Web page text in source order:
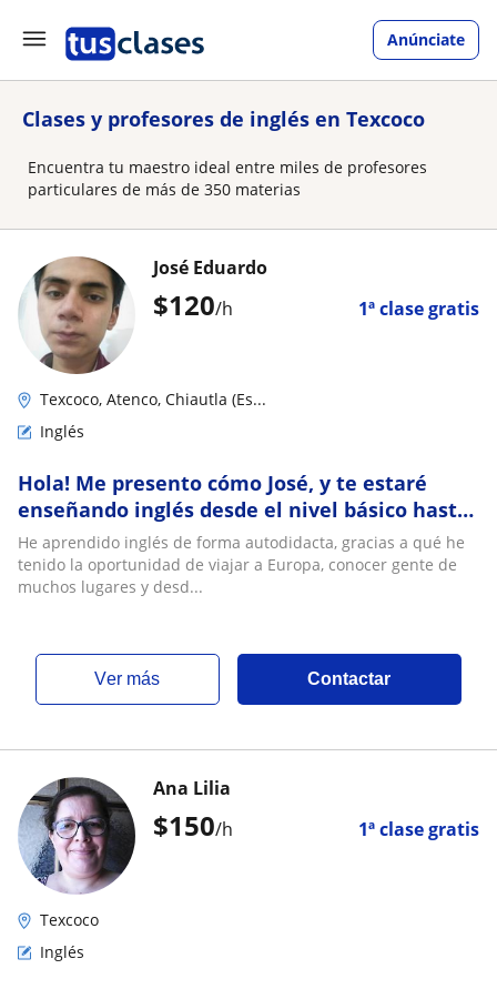
Anúnciate
Clases y profesores de inglés en Texcoco
Encuentra tu maestro ideal entre miles de profesores
particulares de más de 350 materias
$120/h 1ª clase gratis
José Eduardo
Texcoco, Atenco, Chiautla (Es...
Inglés
Hola! Me presento cómo José, y te estaré
enseñando inglés desde el nivel básico hasta
intermedio ¡Thank you!
He aprendido inglés de forma autodidacta, gracias a qué he
tenido la oportunidad de viajar a Europa, conocer gente de
muchos lugares y desd...
ver más Contactar
$150/h 1ª clase gratis
Ana Lilia
Texcoco
Inglés